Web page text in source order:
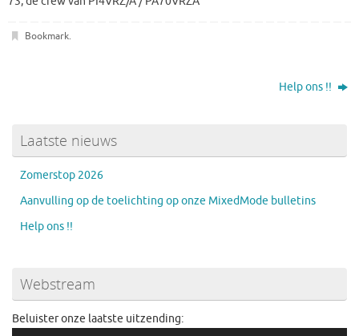
Bookmark.
Help ons !!
Laatste nieuws
Zomerstop 2026
Aanvulling op de toelichting op onze MixedMode bulletins
Help ons !!
Webstream
Beluister onze laatste uitzending: